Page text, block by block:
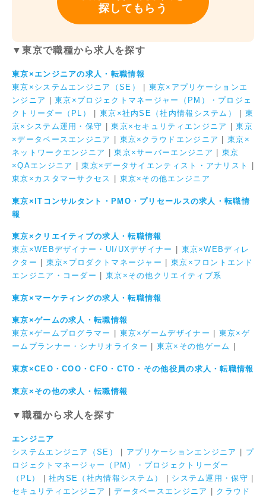
探してもらう
▼東京で職種から求人を探す
東京×エンジニアの求人・転職情報
東京×システムエンジニア（SE）
東京×アプリケーションエ
ンジニア
|東京×プロジェクトマネージャー（PM）・プロジェ
クトリーダー（PL）
東京×社内SE（社内情報システム）
東
京×システム運用・保守 |東京×セキュリティエンジニア |東京
×データベースエンジニア
東京×クラウドエンジニア |東京×
ネットワークエンジニア
|東京×サーバーエンジニア
東京
×QAエンジニア
|東京×データサイエンティスト・アナリスト
東京×カスタマーサクセス
東京×その他エンジニア
東京×ITコンサルタント・PMO・プリセールスの求人・転職情
報
東京×クリエイティブの求人・転職情報
東京×WEBデザイナー・UI/UXデザイナー
東京×WEBディレ
クター
東京×プロダクトマネージャー
東京×フロントエンド
エンジニア・コーダー
東京×その他クリエイティブ系
東京×マーケティングの求人・転職情報
東京×ゲームの求人・転職情報
東京×ゲームプログラマー
東京×ゲームデザイナー
東京×ゲ
ームプランナー・シナリオライター
東京×その他ゲーム
東京×CEO・COO・CFO・CTO・その他役員の求人・転職情報
東京×その他の求人・転職情報
▼職種から求人を探す
エンジニア
システムエンジニア（SE）
アプリケーションエンジニア
プ
ロジェクトマネージャー（PM）・プロジェクトリーダー
（PL）
|社内SE（社内情報システム） システム運用・保守
セキュリティエンジニア
|データベースエンジニア
クラウド